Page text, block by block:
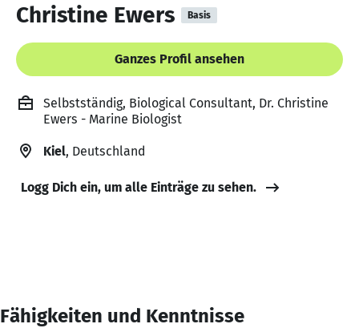
Christine Ewers Basis
Ganzes Profil ansehen
Selbstständig, Biological Consultant, Dr. Christine
Ewers - Marine Biologist
Kiel, Deutschland
Logg Dich ein, um alle Einträge zu sehen.
Fähigkeiten und Kenntnisse